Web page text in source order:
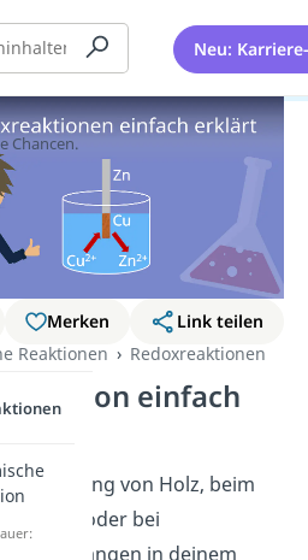
Neu:
Merken
Link teilen
Reaktionen
Redoxreaktionen
einfach
von Holz, beim
Eisen oder bei
in deinem
Chancen.